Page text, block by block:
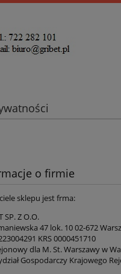
o firmie
sklepu jest frma:
SP. Z O.O.
47 lok. 10 02-672
KRS 0000451710
dla M. St. Warszawy w
Gospodarczy Krajowego